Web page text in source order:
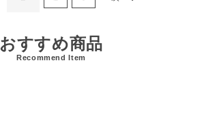
おすすめ商品
Recommend Item